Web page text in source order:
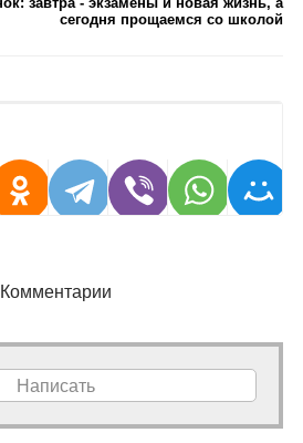
сегодня прощаемся со школой
Комментарии
Написать